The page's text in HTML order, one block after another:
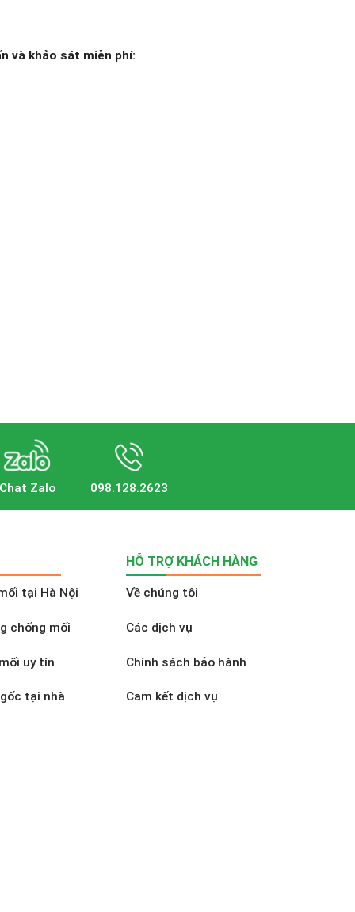
và khảo sát miễn phí:
Chat Zalo 098.128.2623
tại Hà Nội
chống mối
uy tín
tại nhà
HỖ TRỢ KHÁCH HÀNG
Về chúng tôi
Các dịch vụ
Chính sách bảo hành
Cam kết dịch vụ